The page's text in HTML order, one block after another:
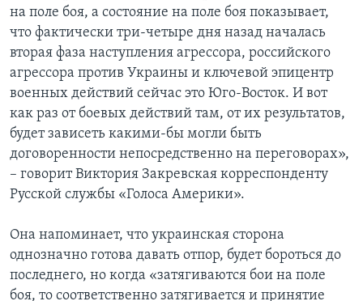
на поле боя, а состояние на поле боя показывает,
что фактически три-четыре дня назад началась
вторая фаза наступления агрессора, российского
агрессора против Украины и ключевой эпицентр
военных действий сейчас это Юго-Восток. И вот
как раз от боевых действий там, от их результатов,
будет зависеть какими-бы могли быть
договоренности непосредственно на переговорах»,
– говорит Виктория Закревская корреспонденту
Русской службы «Голоса Америки».
Она напоминает, что украинская сторона
однозначно готова давать отпор, будет бороться до
последнего, но когда «затягиваются бои на поле
боя, то соответственно затягивается и принятие